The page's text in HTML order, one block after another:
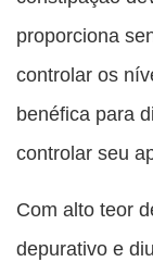
proporciona
controlar os
benéfica para
controlar seu
Com alto teor
depurativo e